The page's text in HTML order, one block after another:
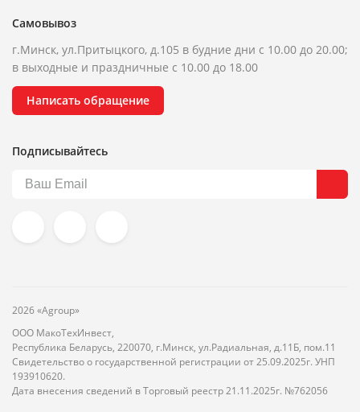
Самовывоз
г.Минск, ул.Притыцкого, д.105 в будние дни с 10.00 до 20.00;
в выходные и праздничные с 10.00 до 18.00
Написать обращение
Подписывайтесь
2026 «Agroup»
ООО МакоТехИнвест,
Республика Беларусь, 220070, г.Минск, ул.Радиальная, д.11Б, пом.11
Свидетельство о государственной регистрации от 25.09.2025г. УНП
193910620.
Дата внесения сведений в Торговый реестр 21.11.2025г. №762056